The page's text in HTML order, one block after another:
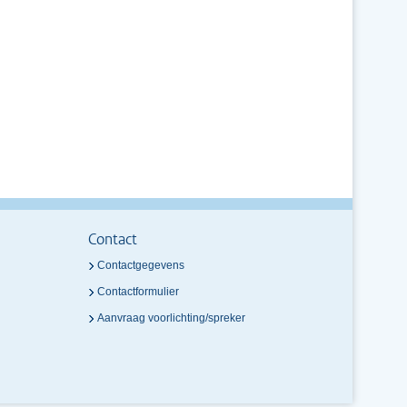
Contact
Contactgegevens
Contactformulier
Aanvraag voorlichting/spreker